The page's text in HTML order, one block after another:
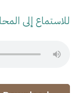
للاستماع إلى
Audio Stream